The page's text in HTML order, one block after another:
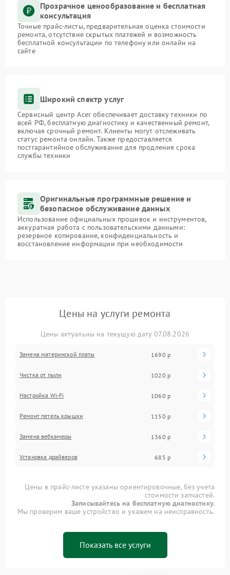
Прозрачное ценообразование и бесплатная
консультация
Точные прайс-листы, предварительная оценка стоимости
ремонта, отсутствие скрытых платежей и возможность
бесплатной консультации по телефону или онлайн на
сайте
Широкий спектр услуг
Сервисный центр Acer обеспечивает доставку техники по
всей РФ, бесплатную диагностику и качественный ремонт,
включая срочный ремонт. Клиенты могут отслеживать
статус ремонта онлайн. Также предоставляется
постгарантийное обслуживание для продления срока
службы техники
Оригинальные программные решение и
безопасное обслуживание данных
Использование официальных прошивок и инструментов,
аккуратная работа с пользовательскими данными:
резервное копирование, конфиденциальность и
восстановление информации при необходимости
Цены на услуги ремонта
Цены актуальны на текущую дату 07.08.2026
Замена материнской платы 1690 р
Чистка от пыли 1020 р
Настройка Wi-Fi 1060 р
Ремонт петель крышки 1150 р
Замена вебкамеры 1360 р
Установка драйверов 685 р
Цены в прайс-листе указаны ориентировочные, без учета
стоимости запчастей.
Записывайтесь на бесплатную диагностику.
Мы проверим ваше устройство и укажем на неисправность.
Показать все услуги